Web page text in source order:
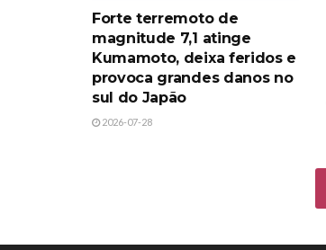
Forte terremoto de
magnitude 7,1 atinge
Kumamoto, deixa feridos e
provoca grandes danos no
sul do Japão
2026-07-28